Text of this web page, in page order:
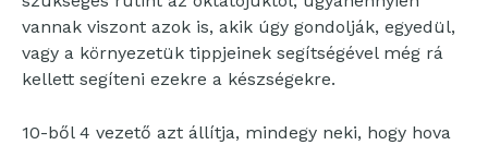
vannak viszont azok is, akik úgy gondolják, egyedül,
vagy a környezetük tippjeinek segítségével még rá
kellett segíteni ezekre a készségekre.
10-ből 4 vezető azt állítja, mindegy neki, hogy hova